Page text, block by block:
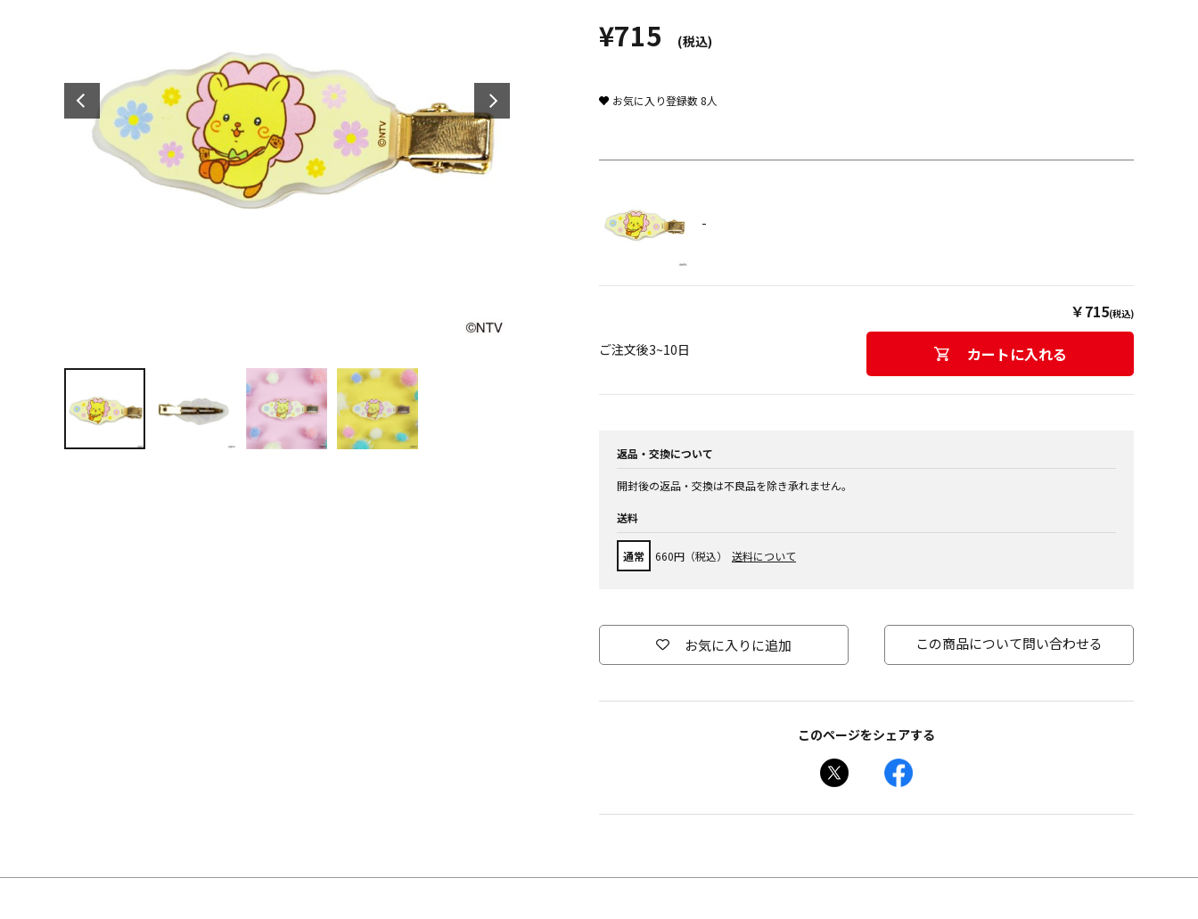
¥715 (税込)
お気に入り登録数 8人
-
￥715(税込)
ご注文後3~10日 カートに入れる
返品・交換について
開封後の返品・交換は不良品を除き承れません。
送料
通常 660円（税込） 送料について
お気に入りに追加 この商品について問い合わせる
このページをシェアする